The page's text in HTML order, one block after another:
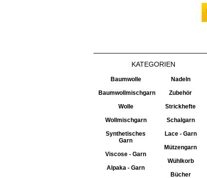
KATEGORIEN
Baumwolle
Baumwollmischgarn
Wolle
Wollmischgarn
Synthetisches
Garn
Viscose - Garn
Alpaka - Garn
Nadeln
Zubehör
Strickhefte
Schalgarn
Lace - Garn
Mützengarn
Wühlkorb
Bücher